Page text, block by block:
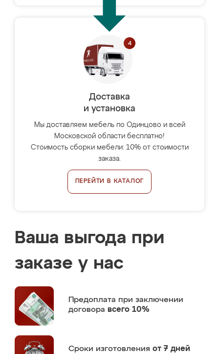
Доставка
и установка
Мы доставляем мебель по Одинцово и всей
Московской области бесплатно!
Стоимость сборки мебели: 10% от стоимости
заказа.
ПЕРЕЙТИ В КАТАЛОГ
Ваша выгода при
заказе у нас
Предоплата при заключении
договора всего 10%
Сроки изготовления от 7 дней